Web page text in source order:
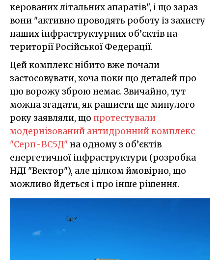
керованих літальних апаратів", і що зараз
вони "активно проводять роботу із захисту
наших інфраструктурних об’єктів на
території Російської Федерації.
Цей комплекс нібито вже почали
застосовувати, хоча поки що деталей про
цю ворожу зброю немає. Звичайно, тут
можна згадати, як рашисти ще минулого
року заявляли, що протестували
модернізований антидронний комплекс
"Серп-ВС5Д"на одному з об’єктів
енергетичної інфраструктури (розробка
НДІ "Вектор"), але цілком ймовірно, що
можливо йдеться і про інше рішення.